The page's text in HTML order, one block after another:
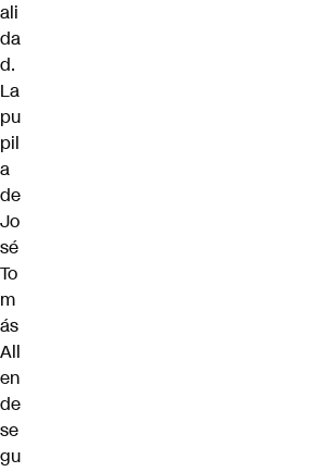
ali
da
d.
La
pu
pil
a
de
Jo
sé
To
m
ás
All
en
de
se
gu